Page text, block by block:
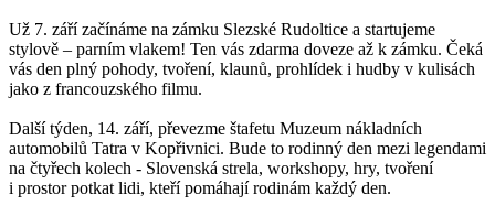
Už 7. září začínáme na zámku Slezské Rudoltice a startujeme
stylově – parním vlakem! Ten vás zdarma doveze až k zámku. Čeká
vás den plný pohody, tvoření, klaunů, prohlídek i hudby v kulisách
jako z francouzského filmu.
Další týden, 14. září, převezme štafetu Muzeum nákladních
automobilů Tatra v Kopřivnici. Bude to rodinný den mezi legendami
na čtyřech kolech - Slovenská strela, workshopy, hry, tvoření
i prostor potkat lidi, kteří pomáhají rodinám každý den.